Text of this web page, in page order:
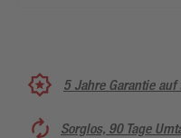
5 Jahre Garantie
Sorglos, 90 Tage